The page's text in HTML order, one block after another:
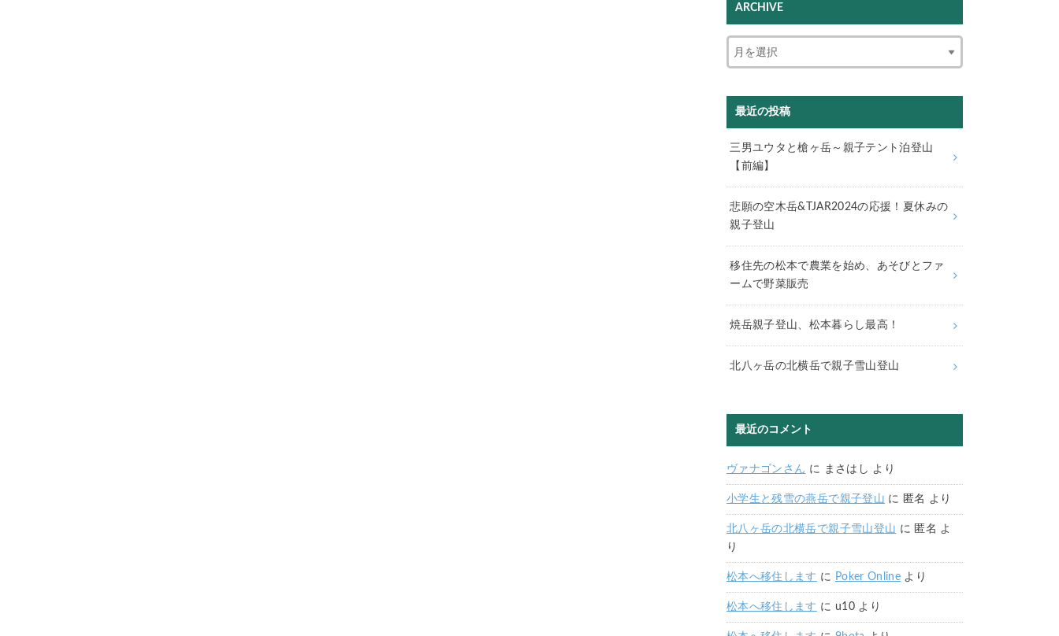
ARCHIVE
最近の投稿
三男ユウタと槍ヶ岳～親子テント泊登山
【前編】
悲願の空木岳&TJAR2024の応援！夏休みの
親子登山
移住先の松本で農業を始め、あそびとファ
ームで野菜販売
焼岳親子登山、松本暮らし最高！
北八ヶ岳の北横岳で親子雪山登山
最近のコメント
ヴァナゴンさん に まさはし より
小学生と残雪の燕岳で親子登山 に 匿名 より
北八ヶ岳の北横岳で親子雪山登山 に 匿名 よ
り
松本へ移住します に Poker Online より
松本へ移住します に u10より